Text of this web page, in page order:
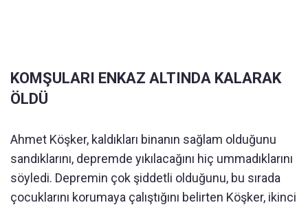
KOMŞULARI ENKAZ ALTINDA KALARAK
ÖLDÜ
Ahmet Köşker, kaldıkları binanın sağlam olduğunu
sandıklarını, depremde yıkılacağını hiç ummadıklarını
söyledi. Depremin çok şiddetli olduğunu, bu sırada
çocuklarını korumaya çalıştığını belirten Köşker, ikinci